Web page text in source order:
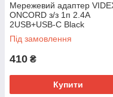
Мережевий адаптер
ONCORD з/з 1п 2.4A
2USB+USB-C Black
Під замовлення
410 ₴
Купити